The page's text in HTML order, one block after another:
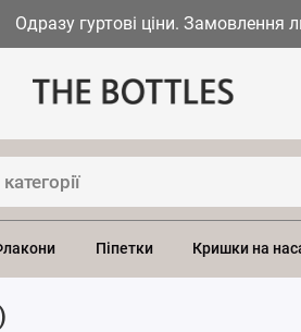
Одразу гуртові ціни. Замовлення
Піпетки Кришки на